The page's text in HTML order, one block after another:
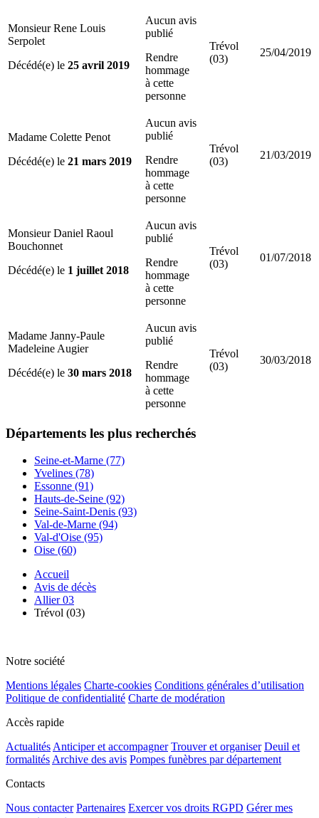
Monsieur Rene Louis
Serpolet
Décédé(e) le 25 avril 2019
Aucun avis
publié
Rendre
hommage
à cette
personne
Trévol
(03)
25/04/2019
Madame Colette Penot
Décédé(e) le 21 mars 2019
Aucun avis
publié
Rendre
hommage
à cette
personne
Trévol
(03)
21/03/2019
Monsieur Daniel Raoul
Bouchonnet
Décédé(e) le 1 juillet 2018
Aucun avis
publié
Rendre
hommage
à cette
personne
Trévol
(03)
01/07/2018
Madame Janny-Paule
Madeleine Augier
Décédé(e) le 30 mars 2018
Aucun avis
publié
Rendre
hommage
à cette
personne
Trévol
(03)
30/03/2018
Départements les plus recherchés
Seine-et-Marne (77)
Yvelines (78)
Essonne (91)
Hauts-de-Seine (92)
Seine-Saint-Denis (93)
Val-de-Marne (94)
Val-d'Oise (95)
Oise (60)
Accueil
Avis de décès
Allier 03
Trévol (03)
Notre société
Mentions légales Charte-cookies Conditions générales d’utilisation
Politique de confidentialité Charte de modération
Accès rapide
Actualités Anticiper et accompagner Trouver et organiser Deuil et
formalités Archive des avis Pompes funèbres par département
Contacts
Nous contacter Partenaires Exercer vos droits RGPD Gérer mes